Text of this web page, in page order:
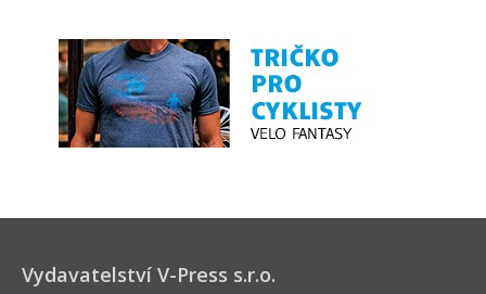
Vydavatelství V-Press s.r.o.